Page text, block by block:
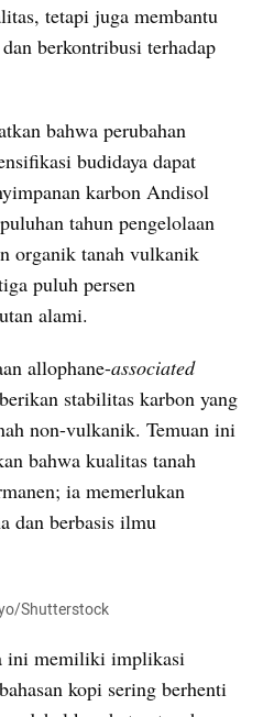
tetapi juga membantu
berkontribusi terhadap
bahwa perubahan
budidaya dapat
karbon Andisol
tahun pengelolaan
organik tanah vulkanik
puluh persen
alami.
allophane-associated
stabilitas karbon yang
non-vulkanik. Temuan ini
bahwa kualitas tanah
ia memerlukan
dan berbasis ilmu
Shutterstock
ini memiliki implikasi
kopi sering berhenti